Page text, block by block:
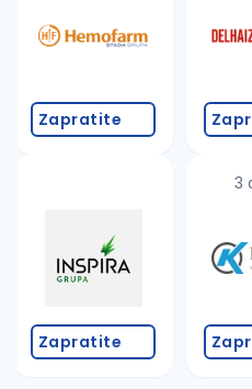
Zapratite
Zapratite
3